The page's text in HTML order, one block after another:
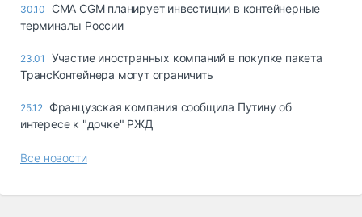
Склады и
Коммерческий
транспорт
Спецтехника
автохимия
30.10
CMA CGM планирует инвестиции в контейнерные
терминалы России
23.01
Участие иностранных компаний в покупке пакета
ТрансКонтейнера могут ограничить
25.12 Французская компания сообщила Путину об
интересе к "дочке" РЖД
Все новости